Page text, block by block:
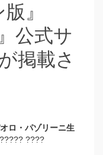
』
公式サ
掲載さ
ロ・パゾリーニ生
????